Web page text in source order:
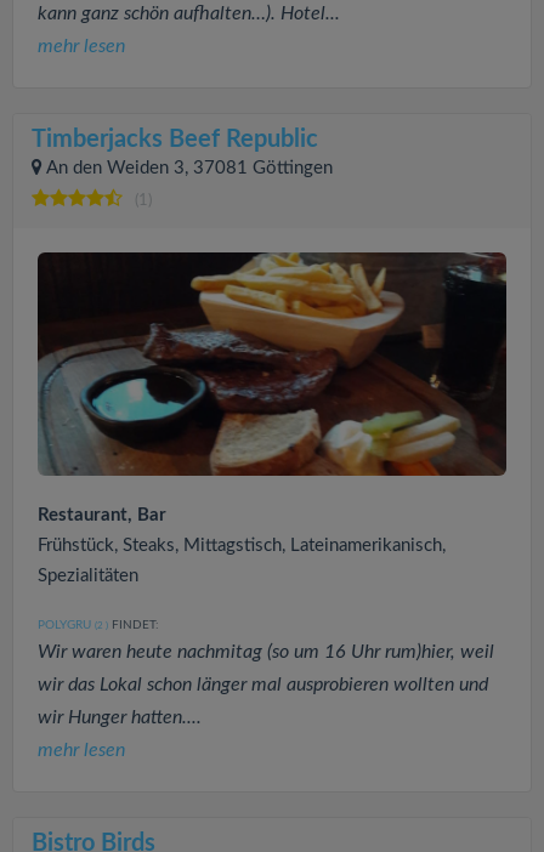
kann ganz schön aufhalten…). Hotel...
mehr lesen
Timberjacks Beef Republic
An den Weiden 3, 37081 Göttingen
Restaurant, Bar
Frühstück, Steaks, Mittagstisch, Lateinamerikanisch,
Spezialitäten
POLYGRU (2 ) FINDET:
Wir waren heute nachmitag (so um 16 Uhr rum)hier, weil
wir das Lokal schon länger mal ausprobieren wollten und
wir Hunger hatten....
mehr lesen
Bistro Birds